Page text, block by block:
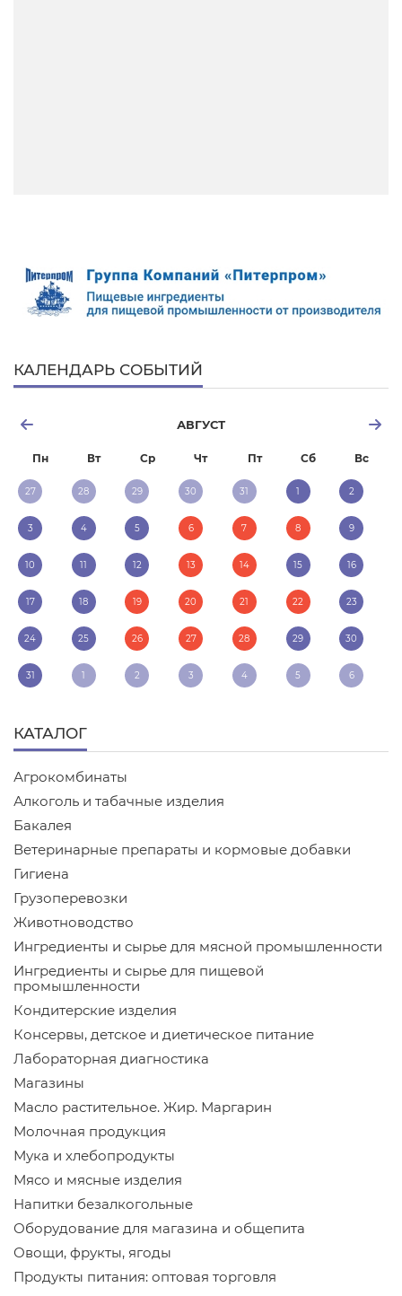
КАЛЕНДАРЬ СОБЫТИЙ
АВГУСТ
Пн Вт Ср Чт Пт Сб Вс
27 28 29 30 31 1 2
3 4 5 6 7 8 9
10 11 12 13 14 15 16
17 18 19 20 21 22 23
24 25 26 27 28 29 30
31 1 2 3 4 5 6
КАТАЛОГ
Агрокомбинаты
Алкоголь и табачные изделия
Бакалея
Ветеринарные препараты и кормовые добавки
Гигиена
Грузоперевозки
Животноводство
Ингредиенты и сырье для мясной промышленности
Ингредиенты и сырье для пищевой
промышленности
Кондитерские изделия
Консервы, детское и диетическое питание
Лабораторная диагностика
Магазины
Масло растительное. Жир. Маргарин
Молочная продукция
Мука и хлебопродукты
Мясо и мясные изделия
Напитки безалкогольные
Оборудование для магазина и общепита
Овощи, фрукты, ягоды
Продукты питания: оптовая торговля